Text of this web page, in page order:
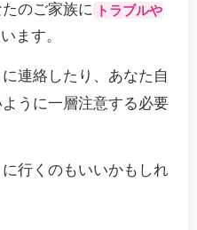
のご家族に トラブルや
ます。
連絡したり、あなた自
うに一層注意する必要
行くのもいいかもしれ